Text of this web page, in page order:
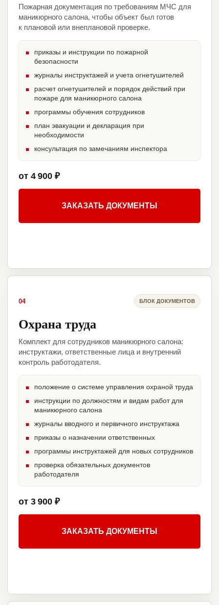
Пожарная документация по требованиям МЧС для
маникюрного салона, чтобы объект был готов
к плановой или внеплановой проверке.
приказы и инструкции по пожарной
безопасности
журналы инструктажей и учета огнетушителей
расчет огнетушителей и порядок действий при
пожаре для маникюрного салона
программы обучения сотрудников
план эвакуации и декларация при
необходимости
консультация по замечаниям инспектора
от 4 900 ₽
ЗАКАЗАТЬ ДОКУМЕНТЫ
04 БЛОК ДОКУМЕНТОВ
Охрана труда
Комплект для сотрудников маникюрного салона:
инструктажи, ответственные лица и внутренний
контроль работодателя.
положение о системе управления охраной труда
инструкции по должностям и видам работ для
маникюрного салона
журналы вводного и первичного инструктажа
приказы о назначении ответственных
программы инструктажей для новых сотрудников
проверка обязательных документов
работодателя
от 3 900 ₽
ЗАКАЗАТЬ ДОКУМЕНТЫ